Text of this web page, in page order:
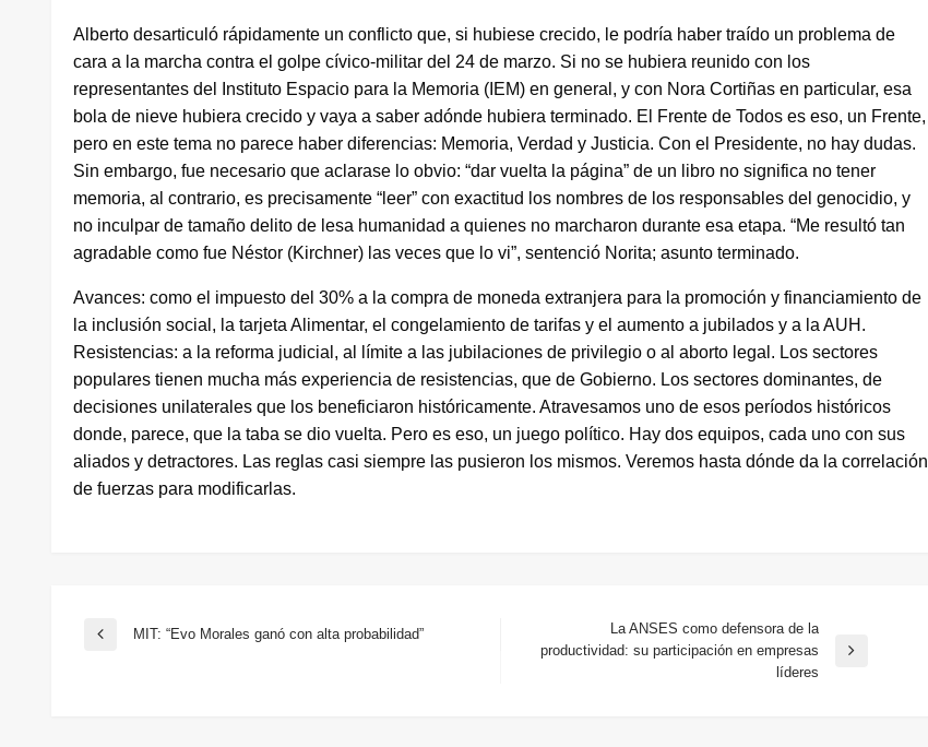
Alberto desarticuló rápidamente un conflicto que, si hubiese crecido, le podría haber traído un problema de
cara a la marcha contra el golpe cívico-militar del 24 de marzo. Si no se hubiera reunido con los
representantes del Instituto Espacio para la Memoria (IEM) en general, y con Nora Cortiñas en particular, esa
bola de nieve hubiera crecido y vaya a saber adónde hubiera terminado. El Frente de Todos es eso, un Frente,
pero en este tema no parece haber diferencias: Memoria, Verdad y Justicia. Con el Presidente, no hay dudas.
Sin embargo, fue necesario que aclarase lo obvio: “dar vuelta la página” de un libro no significa no tener
memoria, al contrario, es precisamente “leer” con exactitud los nombres de los responsables del genocidio, y
no inculpar de tamaño delito de lesa humanidad a quienes no marcharon durante esa etapa. “Me resultó tan
agradable como fue Néstor (Kirchner) las veces que lo vi”, sentenció Norita; asunto terminado.
Avances: como el impuesto del 30% a la compra de moneda extranjera para la promoción y financiamiento de
la inclusión social, la tarjeta Alimentar, el congelamiento de tarifas y el aumento a jubilados y a la AUH.
Resistencias: a la reforma judicial, al límite a las jubilaciones de privilegio o al aborto legal. Los sectores
populares tienen mucha más experiencia de resistencias, que de Gobierno. Los sectores dominantes, de
decisiones unilaterales que los beneficiaron históricamente. Atravesamos uno de esos períodos históricos
donde, parece, que la taba se dio vuelta. Pero es eso, un juego político. Hay dos equipos, cada uno con sus
aliados y detractores. Las reglas casi siempre las pusieron los mismos. Veremos hasta dónde da la correlación
de fuerzas para modificarlas.
Navegación
Entrada
MIT: “Evo Morales ganó con alta probabilidad”
Entrada
La ANSES como defensora de la
productividad: su participación en empresas
líderes